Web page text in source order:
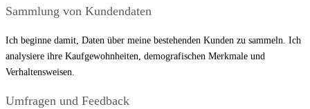
Sammlung von Kundendaten
Ich beginne damit, Daten über meine bestehenden Kunden zu sammeln. Ich
analysiere ihre Kaufgewohnheiten, demografischen Merkmale und
Verhaltensweisen.
Umfragen und Feedback